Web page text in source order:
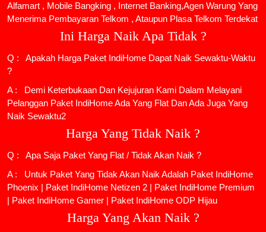
Alfamart , Mobile Bangking , Internet Banking,Agen Warung Yang
Menerima Pembayaran Telkom , Ataupun Plasa Telkom Terdekat
Ini Harga Naik Apa Tidak ?
Q : Apakah Harga Paket IndiHome Dapat Naik Sewaktu-Waktu
?
A : Demi Keterbukaan Dan Kejujuran Kami Dalam Melayani
Pelanggan Paket IndiHome Ada Yang Flat Dan Ada Juga Yang
Naik Sewaktu2
Harga Yang Tidak Naik ?
Q : Apa Saja Paket Yang Flat / Tidak Akan Naik ?
A : Untuk Paket Yang Tidak Akan Naik Adalah Paket IndiHome
Phoenix | Paket IndiHome Netizen 2 | Paket IndiHome Premium
| Paket IndiHome Gamer | Paket IndiHome ODP Hijau
Harga Yang Akan Naik ?